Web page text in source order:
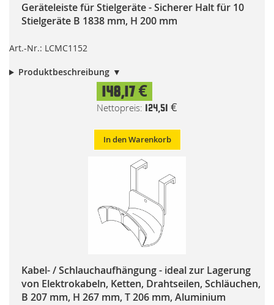
Geräteleiste für Stielgeräte - Sicherer Halt für 10
Stielgeräte B 1838 mm, H 200 mm
Art.-Nr.: LCMC1152
Produktbeschreibung
148,17 €
124,51 €
In den Warenkorb
Kabel- / Schlauchaufhängung - ideal zur Lagerung
von Elektrokabeln, Ketten, Drahtseilen, Schläuchen,
B 207 mm, H 267 mm, T 206 mm, Aluminium